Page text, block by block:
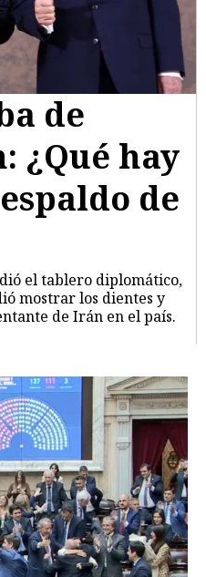
de
¿Qué hay
de
el tablero diplomático,
mostrar los dientes y
de Irán en el país.